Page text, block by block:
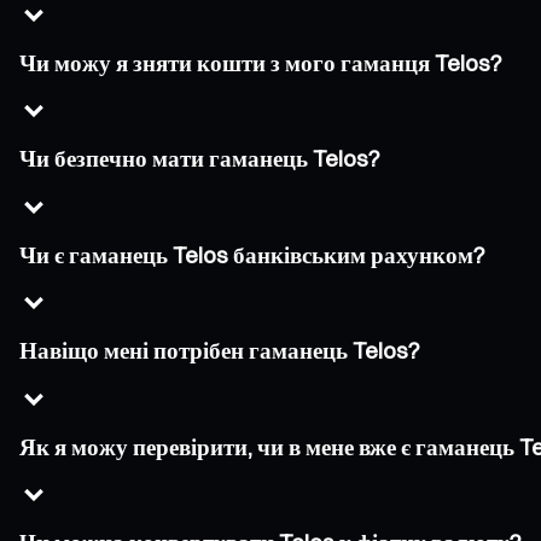
Чи можу я зняти кошти з мого гаманця Telos?
Чи безпечно мати гаманець Telos?
Чи є гаманець Telos банківським рахунком?
Навіщо мені потрібен гаманець Telos?
Як я можу перевірити, чи в мене вже є гаманець